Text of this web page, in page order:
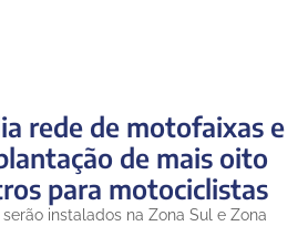
rede de motofaixas e
de mais oito
para motociclistas
instalados na Zona Sul e Zona